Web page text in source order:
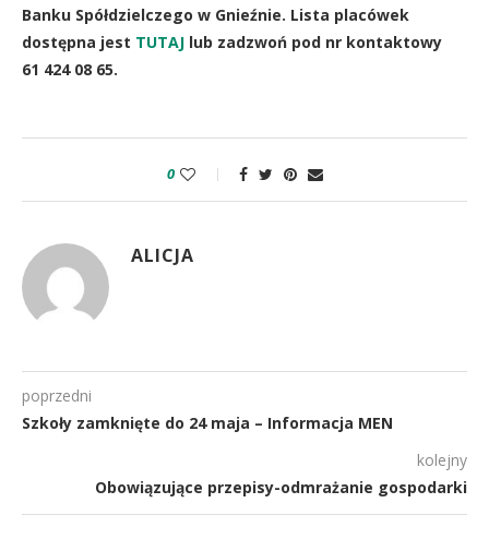
Banku Spółdzielczego w Gnieźnie. Lista placówek
dostępna jest TUTAJ lub zadzwoń pod nr kontaktowy
61 424 08 65.
0
ALICJA
poprzedni
Szkoły zamknięte do 24 maja – Informacja MEN
kolejny
Obowiązujące przepisy-odmrażanie gospodarki